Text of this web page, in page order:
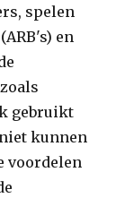
spelen
en
gebruikt
kunnen
voordelen